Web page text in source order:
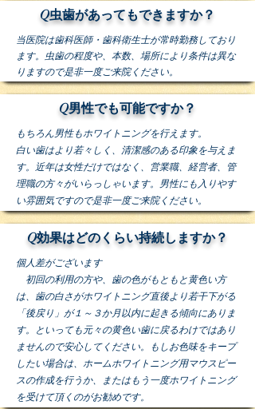
Q虫歯があってもできますか？
当医院は歯科医師・歯科衛生士が常時勤務しており
ます。虫歯の程度や、本数、場所により条件は異な
りますので是非一度ご来院ください。
Q男性でも可能ですか？
もちろん男性もホワイトニングを行えます。
白い歯はより若々しく、清潔感のある印象を与えま
す。近年は女性だけではなく、営業職、経営者、管
理職の方々がいらっしゃいます。男性にも入りやす
い雰囲気ですので是非一度ご来院ください。
Q効果はどのくらい持続しますか？
個人差がございます
初回の利用の方や、歯の色がもともと黄色い方
は、歯の白さがホワイトニング直後より若干下がる
「後戻り」が１～３か月以内に起きる傾向にありま
す。といっても元々の黄色い歯に戻るわけではあり
ませんので安心してください。もしお色味をキープ
したい場合は、ホームホワイトニング用マウスピー
スの作成を行うか、またはもう一度ホワイトニング
を受けて頂くのがお勧めです。